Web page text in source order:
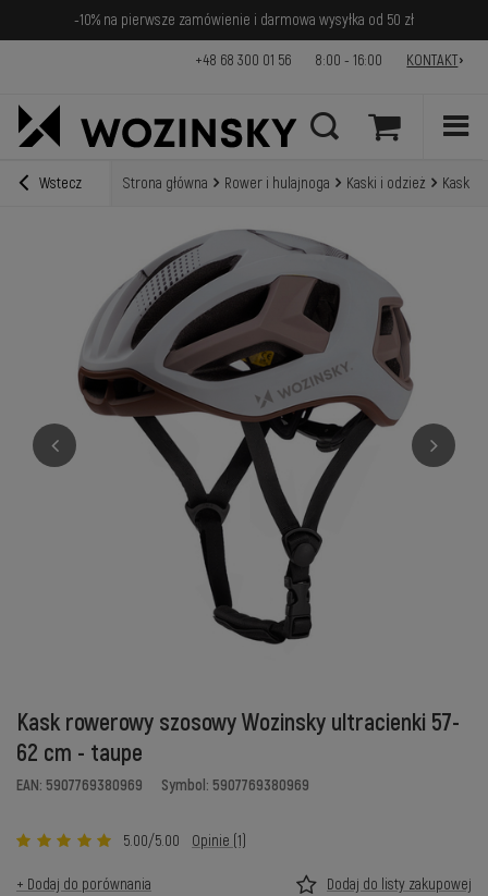
-10% na pierwsze zamówienie i darmowa wysyłka od 50 zł
+48 68 300 01 56 8:00 - 16:00 KONTAKT
Wstecz Strona główna Rower i hulajnoga Kaski i odzież Kask
Kask rowerowy szosowy Wozinsky ultracienki 57-
62 cm - taupe
EAN: 5907769380969 Symbol: 5907769380969
5.00/5.00 Opinie (1)
+ Dodaj do porównania Dodaj do listy zakupowej